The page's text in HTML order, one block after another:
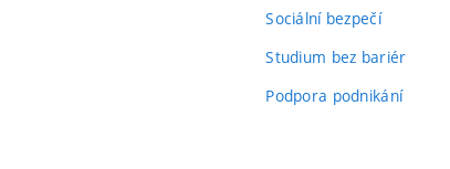
Sociální bezpečí
Studium bez bariér
Podpora podnikání